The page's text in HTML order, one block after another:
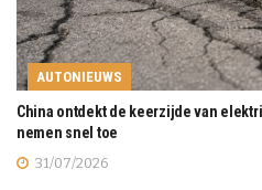
AUTONIEUWS
China ontdekt de keerzijde van
nemen snel toe
31/07/2026